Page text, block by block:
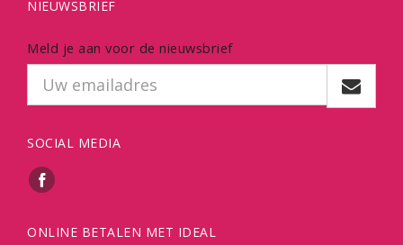
NIEUWSBRIEF
Meld je aan voor de nieuwsbrief
SOCIAL MEDIA
ONLINE BETALEN MET IDEAL